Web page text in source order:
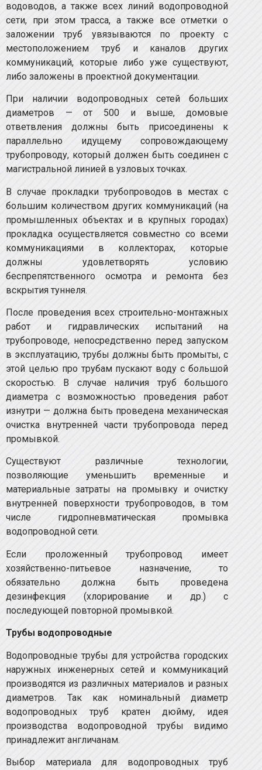
водоводов, а также всех линий водопроводной
сети, при этом трасса, а также все отметки о
заложении труб увязываются по проекту с
местоположением труб и каналов других
коммуникаций, которые либо уже существуют,
либо заложены в проектной документации.
При наличии водопроводных сетей больших
диаметров — от 500 и выше, домовые
ответвления должны быть присоединены к
параллельно идущему сопровождающему
трубопроводу, который должен быть соединен с
магистральной линией в узловых точках.
В случае прокладки трубопроводов в местах с
большим количеством других коммуникаций (на
промышленных объектах и в крупных городах)
прокладка осуществляется совместно со всеми
коммуникациями в коллекторах, которые
должны удовлетворять условию
беспрепятственного осмотра и ремонта без
вскрытия туннеля.
После проведения всех строительно-монтажных
работ и гидравлических испытаний на
трубопроводе, непосредственно перед запуском
в эксплуатацию, трубы должны быть промыты, с
этой целью про трубам пускают воду с большой
скоростью. В случае наличия труб большого
диаметра с возможностью проведения работ
изнутри — должна быть проведена механическая
очистка внутренней части трубопровода перед
промывкой.
Существуют различные технологии,
позволяющие уменьшить временные и
материальные затраты на промывку и очистку
внутренней поверхности трубопроводов, в том
числе гидропневматическая промывка
водопроводной сети.
Если проложенный трубопровод имеет
хозяйственно-питьевое назначение, то
обязательно должна быть проведена
дезинфекция (хлорирование и др.) с
последующей повторной промывкой.
Трубы водопроводные
Водопроводные трубы для устройства городских
наружных инженерных сетей и коммуникаций
производятся из различных материалов и разных
диаметров. Так как номинальный диаметр
водопроводных труб кратен дюйму, идея
производства водопроводной трубы видимо
принадлежит англичанам.
Выбор материала для водопроводных труб